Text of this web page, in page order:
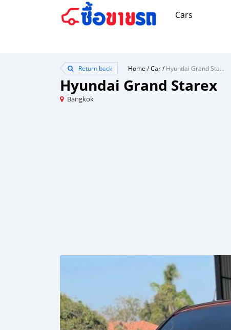
Cars
Return back Home /Car/ Hyundai Grand Starex
Hyundai Grand Starex
Bangkok